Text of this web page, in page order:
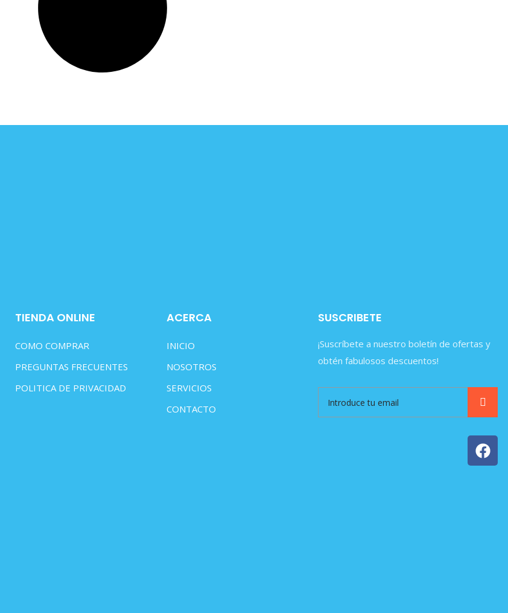
TIENDA ONLINE
COMO COMPRAR
PREGUNTAS FRECUENTES
POLITICA DE PRIVACIDAD
ACERCA
INICIO
NOSOTROS
SERVICIOS
CONTACTO
SUSCRIBETE
¡Suscríbete a nuestro boletín de ofertas y
obtén fabulosos descuentos!